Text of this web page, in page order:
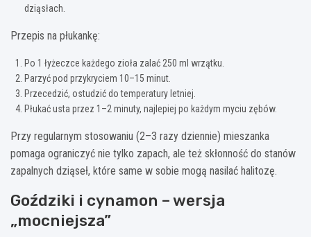
dziąsłach.
Przepis na płukankę:
Po 1 łyżeczce każdego zioła zalać 250 ml wrzątku.
Parzyć pod przykryciem 10–15 minut.
Przecedzić, ostudzić do temperatury letniej.
Płukać usta przez 1–2 minuty, najlepiej po każdym myciu zębów.
Przy regularnym stosowaniu (2–3 razy dziennie) mieszanka
pomaga ograniczyć nie tylko zapach, ale też skłonność do stanów
zapalnych dziąseł, które same w sobie mogą nasilać halitozę.
Goździki i cynamon – wersja
„mocniejsza”